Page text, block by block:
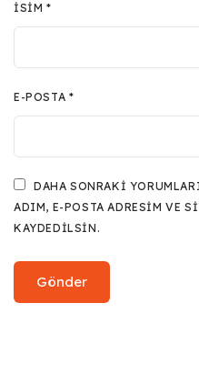
İSIM*
E-POSTA *
DAHA SONRAKI
ADIM, E-POSTA ADRESIM VE
KAYDEDILSIN.